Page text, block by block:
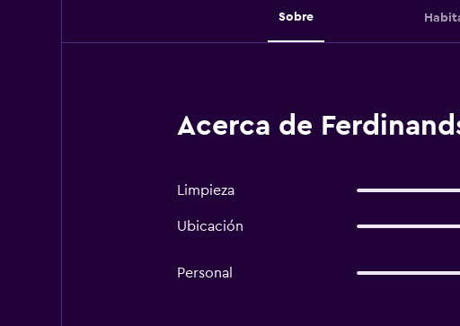
Sobre
Acerca de
Limpieza
Ubicación
Personal